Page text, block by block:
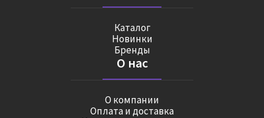
Каталог
Новинки
Бренды
О нас
О компании
Оплата и доставка